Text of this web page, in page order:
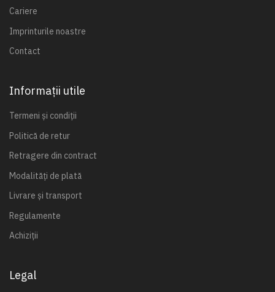
Cariere
Imprinturile noastre
Contact
Informații utile
Termeni și condiții
Politică de retur
Retragere din contract
Modalități de plată
Livrare și transport
Regulamente
Achiziții
Legal